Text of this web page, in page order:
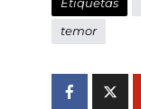
Etiquetas
temor